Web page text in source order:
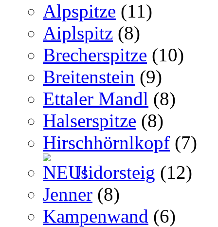
Alpspitze (11)
Aiplspitz (8)
Brecherspitze (10)
Breitenstein (9)
Ettaler Mandl (8)
Halserspitze (8)
Hirschhörnlkopf (7)
Isidorsteig (12)
Jenner (8)
Kampenwand (6)